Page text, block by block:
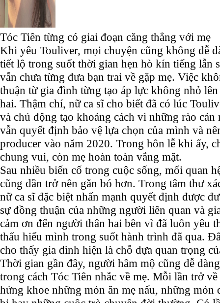
Tóc Tiên từng có giai đoạn căng thẳng với mẹ
Khi yêu Touliver, mọi chuyện cũng không dễ
tiết lộ trong suốt thời gian hẹn hò kín tiếng lẫn
vẫn chưa từng đưa bạn trai về gặp mẹ. Việc
thuận từ gia đình từng tạo áp lực không nhỏ
hai. Thậm chí, nữ ca sĩ cho biết đã có lúc
và chủ động tạo khoảng cách vì những rào cản
vẫn quyết định bảo vệ lựa chọn của mình và
producer vào năm 2020. Trong hôn lễ khi ấy,
chung vui, còn mẹ hoàn toàn vắng mặt.
Sau nhiều biến cố trong cuộc sống, mối quan
cũng dần trở nên gắn bó hơn. Trong tâm thư
nữ ca sĩ đặc biệt nhấn mạnh quyết định được
sự đồng thuận của những người liên quan và
cảm ơn đến người thân hai bên vì đã luôn yêu
thấu hiểu mình trong suốt hành trình đã qua.
cho thấy gia đình hiện là chỗ dựa quan trọng
Thời gian gần đây, người hâm mộ cũng dễ
trong cách Tóc Tiên nhắc về mẹ. Mỗi lần trở
hứng khoe những món ăn mẹ nấu, những món